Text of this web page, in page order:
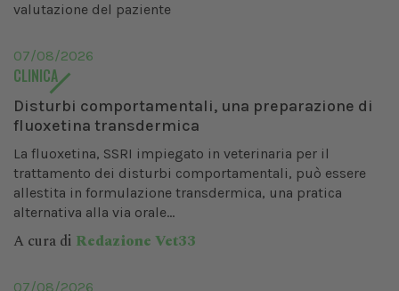
valutazione del paziente
07/08/2026
CLINICA
Disturbi comportamentali, una preparazione di
fluoxetina transdermica
La fluoxetina, SSRI impiegato in veterinaria per il
trattamento dei disturbi comportamentali, può essere
allestita in formulazione transdermica, una pratica
alternativa alla via orale...
A cura di Redazione Vet33
07/08/2026